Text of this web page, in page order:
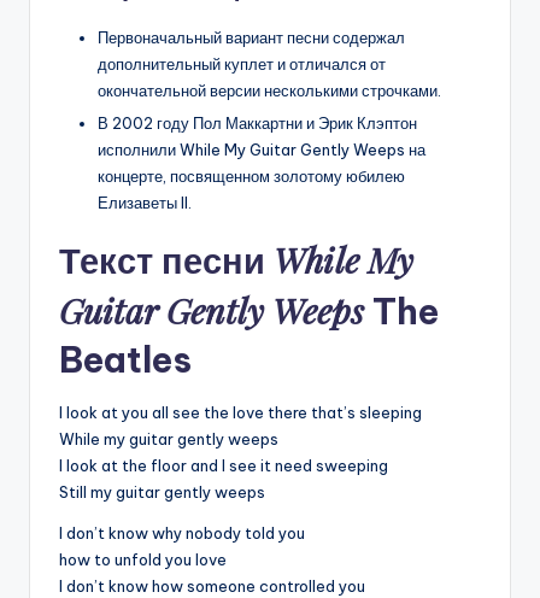
Первоначальный вариант песни содержал
дополнительный куплет и отличался от
окончательной версии несколькими строчками.
В 2002 году Пол Маккартни и Эрик Клэптон
исполнили While My Guitar Gently Weeps на
концерте, посвященном золотому юбилею
Елизаветы II.
Текст песни While My
Guitar Gently WeepsThe
Beatles
I look at you all see the love there that’s sleeping
While my guitar gently weeps
I look at the floor and I see it need sweeping
Still my guitar gently weeps
I don’t know why nobody told you
how to unfold you love
I don’t know how someone controlled you